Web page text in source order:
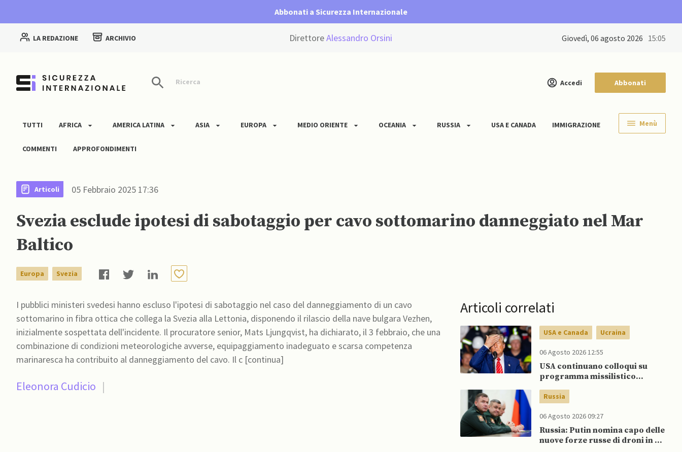
Abbonati a Sicurezza Internazionale
LA REDAZIONE ARCHIVIO DirettoreAlessandro Orsini giovedì, 06 agosto 2026 15:05
Ricerca Accedi Abbonati
TUTTI AFRICA AMERICA LATINA ASIA EUROPA MEDIO ORIENTE OCEANIA RUSSIA USA E CANADA IMMIGRAZIONE
COMMENTI APPROFONDIMENTI
Menù
Articoli 05 Febbraio 2025 17:36
Svezia esclude ipotesi di sabotaggio per cavo sottomarino danneggiato nel Mar
Baltico
Europa Svezia
I pubblici ministeri svedesi hanno escluso l'ipotesi di sabotaggio nel caso del danneggiamento di un cavo
sottomarino in fibra ottica che collega la Svezia alla Lettonia, disponendo il rilascio della nave bulgara Vezhen,
inizialmente sospettata dell'incidente. Il procuratore senior, Mats Ljungqvist, ha dichiarato, il 3 febbraio, che una
combinazione di condizioni meteorologiche avverse, equipaggiamento inadeguato e scarsa competenza
marinaresca ha contribuito al danneggiamento del cavo. Il c [continua]
Eleonora Cudicio |
Articoli correlati
USA e Canada Ucraina
06 Agosto 2026 12:55
USA continuano colloqui su
programma missilistico
dubbi di Trump, affermano
Russia
06 Agosto 2026 09:27
Russia: Putin nomina capo delle
nuove forze russe di droni in un